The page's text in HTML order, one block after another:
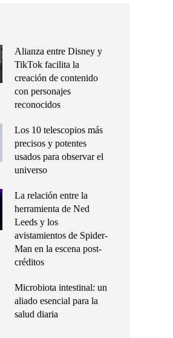
Alianza entre Disney y
TikTok facilita la
creación de contenido
con personajes
reconocidos
Los 10 telescopios más
precisos y potentes
usados para observar el
universo
La relación entre la
herramienta de Ned
Leeds y los
avistamientos de Spider-
Man en la escena post-
créditos
Microbiota intestinal: un
aliado esencial para la
salud diaria